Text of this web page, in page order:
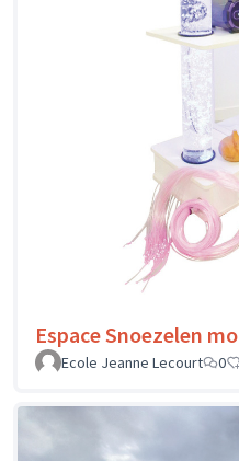
Espace Snoezelen
Ecole Jeanne Lecourt
0